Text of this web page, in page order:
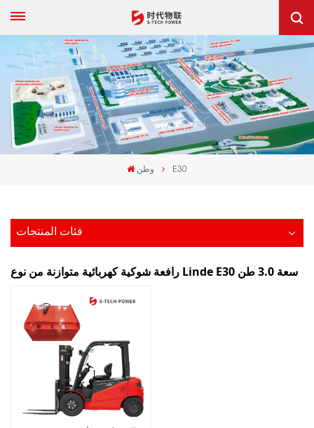
وطن E30
فئات المنتجات
رافعة شوكية كهربائية متوازنة من نوع Linde E30 سعة 3.0 طن